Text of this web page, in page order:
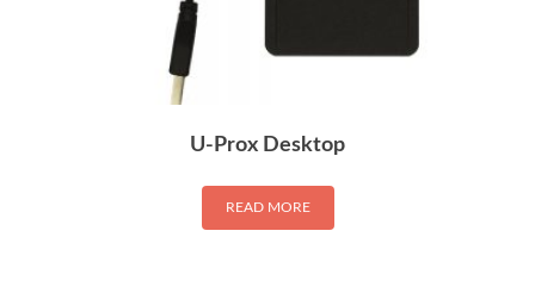
U-Prox Desktop
READ MORE